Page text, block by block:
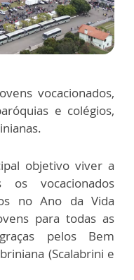
vocacionados,
e colégios,
objetivo viver a
vocacionados
no Ano da Vida
para todas as
pelos Bem
(Scalabrini e